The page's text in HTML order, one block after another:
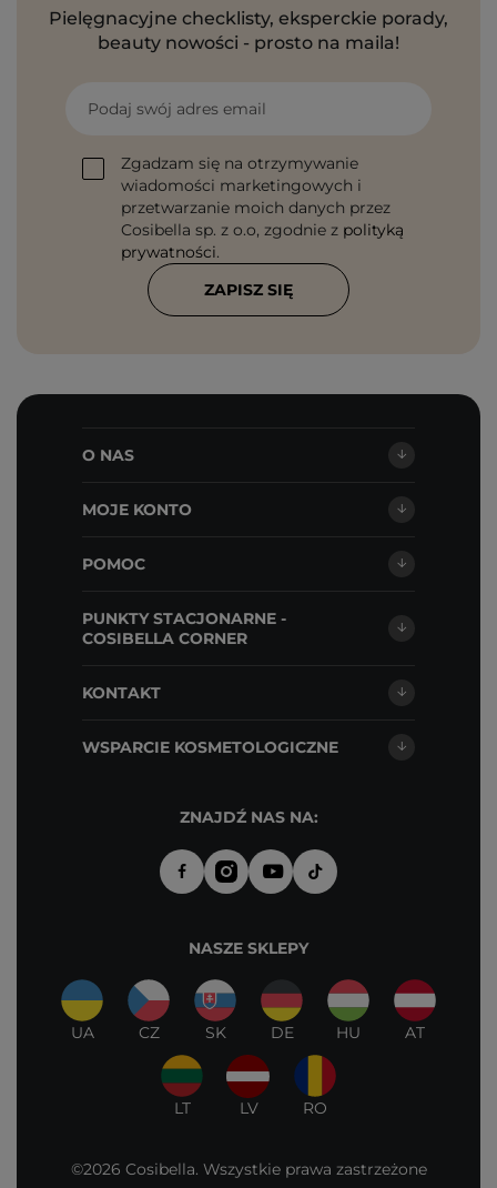
Pielęgnacyjne checklisty, eksperckie porady,
beauty nowości - prosto na maila!
Podaj swój adres email
Zgadzam się na otrzymywanie
wiadomości marketingowych i
przetwarzanie moich danych przez
Cosibella sp. z o.o, zgodnie z polityką
prywatności.
ZAPISZ SIĘ
O NAS
MOJE KONTO
POMOC
PUNKTY STACJONARNE -
COSIBELLA CORNER
KONTAKT
WSPARCIE KOSMETOLOGICZNE
ZNAJDŹ NAS NA:
NASZE SKLEPY
UA CZ SK DE HU AT
LT LV RO
©2026 Cosibella. Wszystkie prawa zastrzeżone